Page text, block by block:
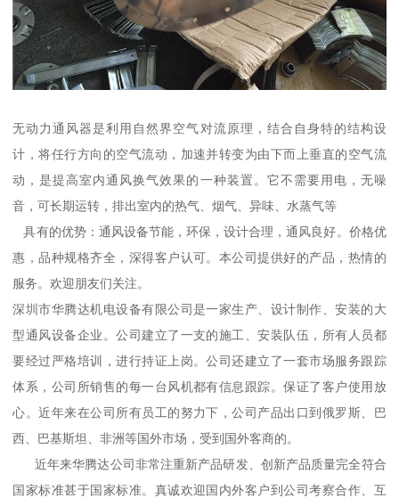
无动力通风器是利用自然界空气对流原理，结合自身特的结构设
计，将任行方向的空气流动，加速并转变为由下而上垂直的空气流
动，是提高室内通风换气效果的一种装置。它不需要用电，无噪
音，可长期运转，排出室内的热气、烟气、异味、水蒸气等
具有的优势：通风设备节能，环保，设计合理，通风良好。价格优
惠，品种规格齐全，深得客户认可。本公司提供好的产品，热情的
服务。欢迎朋友们关注。
深圳市华腾达机电设备有限公司是一家生产、设计制作、安装的大
型通风设备企业。公司建立了一支的施工、安装队伍，所有人员都
要经过严格培训，进行持证上岗。公司还建立了一套市场服务跟踪
体系，公司所销售的每一台风机都有信息跟踪。保证了客户使用放
心。近年来在公司所有员工的努力下，公司产品出口到俄罗斯、巴
西、巴基斯坦、非洲等国外市场，受到国外客商的。
近年来华腾达公司非常注重新产品研发、创新产品质量完全符合
国家标准甚于国家标准。真诚欢迎国内外客户到公司考察合作、互